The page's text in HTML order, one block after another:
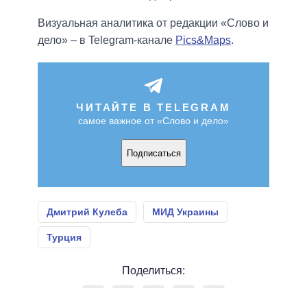
Визуальная аналитика от редакции «Слово и
дело» – в Telegram-канале Pics&Maps.
ЧИТАЙТЕ В TELEGRAM
самое важное от «Слово и дело»
Подписаться
Дмитрий Кулеба МИД Украины
Турция
Поделиться: